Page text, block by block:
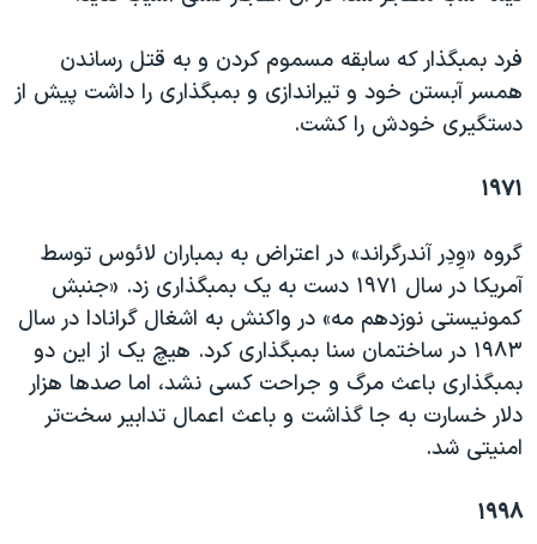
فرد بمبگذار که سابقه مسموم کردن و به قتل رساندن
همسر آبستن خود و تیراندازی و بمبگذاری را داشت پیش از
دستگیری خودش را کشت.
۱۹۷۱
گروه «وِدِر آندرگراند» در اعتراض به بمباران لائوس توسط
آمریکا در سال ۱۹۷۱ دست به یک بمبگذاری زد. «جنبش
کمونیستی نوزدهم مه» در واکنش به اشغال گرانادا در سال
۱۹۸۳ در ساختمان سنا بمبگذاری کرد. هیچ یک از این دو
بمبگذاری باعث مرگ و جراحت کسی نشد، اما صدها هزار
دلار خسارت به جا گذاشت و باعث اعمال تدابیر سخت‌تر
امنیتی شد.
۱۹۹۸